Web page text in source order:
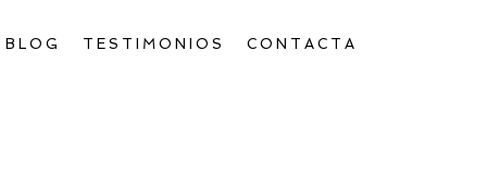
BLOG TESTIMONIOS CONTACTA